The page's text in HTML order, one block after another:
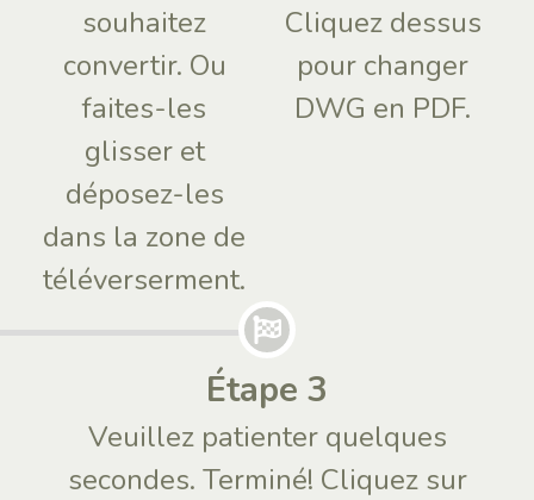
souhaitez
convertir. Ou
faites-les
glisser et
déposez-les
dans la zone de
téléverserment.
Cliquez dessus
pour changer
DWG en PDF.
Étape 3
Veuillez patienter quelques
secondes. Terminé! Cliquez sur